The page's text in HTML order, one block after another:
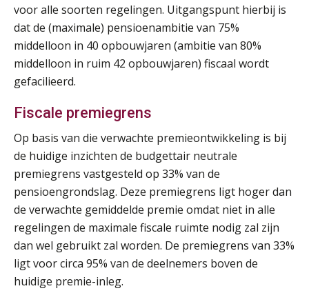
voor alle soorten regelingen. Uitgangspunt hierbij is
dat de (maximale) pensioenambitie van 75%
middelloon in 40 opbouwjaren (ambitie van 80%
middelloon in ruim 42 opbouwjaren) fiscaal wordt
gefacilieerd.
Fiscale premiegrens
Op basis van die verwachte premieontwikkeling is bij
de huidige inzichten de budgettair neutrale
premiegrens vastgesteld op 33% van de
pensioengrondslag. Deze premiegrens ligt hoger dan
de verwachte gemiddelde premie omdat niet in alle
regelingen de maximale fiscale ruimte nodig zal zijn
dan wel gebruikt zal worden. De premiegrens van 33%
ligt voor circa 95% van de deelnemers boven de
huidige premie-inleg.
03
SEP
MOCuitgevers
07
08
SEP
Online Excel training voor de salarisadministrateur (verdieping)
MOCuitgevers
08
SEP
Tweedaagse online Excel training voor de salarisadministrateur (verdieping, specialisatie en AI)
MOCuitgevers
09
SEP
Cursus Samenwerken financiële- en salarisadministratie
MOCuitgevers